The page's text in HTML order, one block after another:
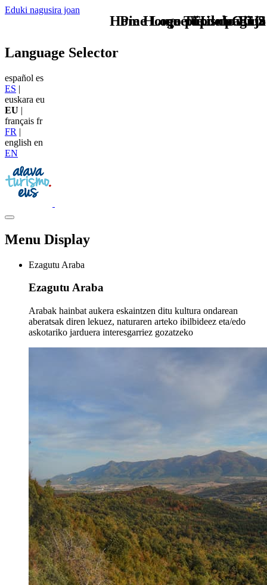
Eduki nagusira joan
TU - LOGO
Language Selector
español es
ES |
euskara eu
EU |
français fr
FR |
english en
EN
Menu Display
Ezagutu Araba
Ezagutu Araba
Arabak hainbat aukera eskaintzen ditu kultura ondarean
aberatsak diren lekuez, naturaren arteko ibilbideez eta/edo
askotariko jarduera interesgarriez gozatzeko
que tipo de viaje
Home Logo pie de página
Pie Home Turismo EUS